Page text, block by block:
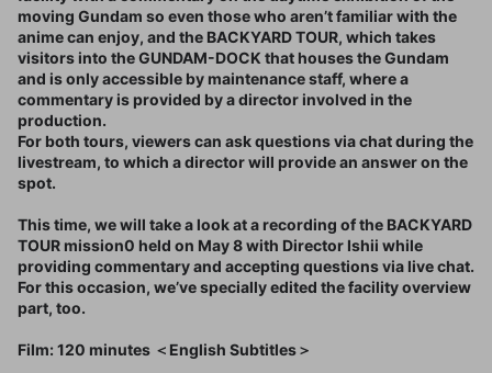
moving Gundam so even those who aren’t familiar with the
anime can enjoy, and the BACKYARD TOUR, which takes
visitors into the GUNDAM-DOCK that houses the Gundam
and is only accessible by maintenance staff, where a
commentary is provided by a director involved in the
production.
For both tours, viewers can ask questions via chat during the
livestream, to which a director will provide an answer on the
spot.
This time, we will take a look at a recording of the BACKYARD
TOUR mission0 held on May 8 with Director Ishii while
providing commentary and accepting questions via live chat.
For this occasion, we’ve specially edited the facility overview
part, too.
Film: 120 minutes ＜English Subtitles＞